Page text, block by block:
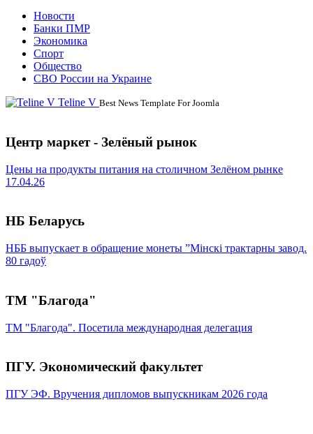
Новости
Банки ПМР
Экономика
Спорт
Общество
СВО России на Украине
Teline V Best News Template For Joomla
Центр маркет - Зелёный рынок
Цены на продукты питания на столичном Зелёном рынке
17.04.26
НБ Беларусь
НББ выпускает в обращение монеты ”Мінскі трактарны завод.
80 гадоў
ТМ "Благода"
ТМ "Благода". Посетила международная делегация
ПГУ. Экономический факультет
ПГУ ЭФ. Вручения дипломов выпускникам 2026 года